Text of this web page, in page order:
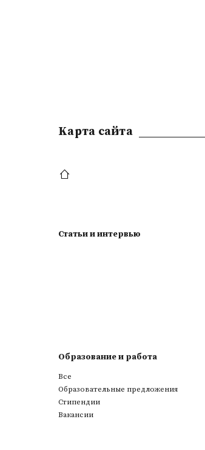
Kарта сайта
Статьи и интервью
Образование и работа
Все
Образовательные предложения
Стипендии
Вакансии